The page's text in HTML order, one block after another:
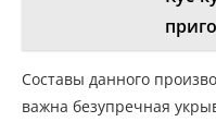
Составы данного
важна безупречная